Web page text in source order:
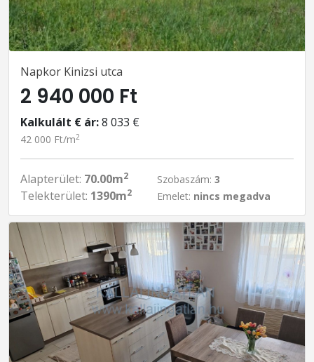
Napkor Kinizsi utca
2 940 000 Ft
Kalkulált € ár:8 033 €
42 000 Ft/m2
Alapterület: 70.00m2
Telekterület: 1390m2
Szobaszám: 3
Emelet: nincs megadva